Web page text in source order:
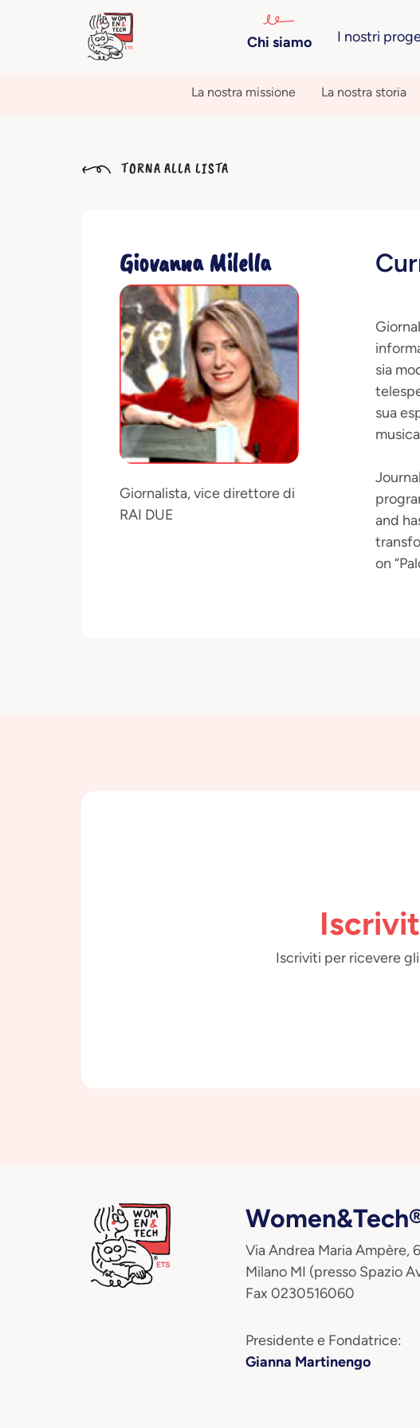
Chi siamo I nostri
La nostra missione La nostra storia
TORNA ALLA LISTA
Giovanna Milella
Giornalista, vice direttore di
RAI DUE
sia
sua
and
on
Iscriviti per ricevere
Via Andrea Maria Ampère,
Milano MI (presso Spazio
Fax 0230516060
Presidente e Fondatrice:
Gianna Martinengo